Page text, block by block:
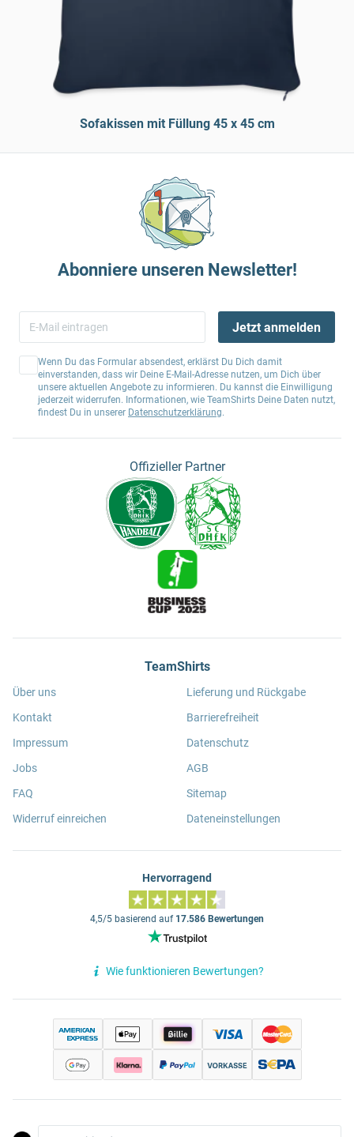
Sofakissen mit Füllung 45 x 45 cm
Abonniere unseren Newsletter!
Jetzt anmelden
Wenn Du das Formular absendest, erklärst Du Dich damit
einverstanden, dass wir Deine E-Mail-Adresse nutzen, um Dich über
unsere aktuellen Angebote zu informieren. Du kannst die Einwilligung
jederzeit widerrufen. Informationen, wie TeamShirts Deine Daten nutzt,
findest Du in unserer Datenschutzerklärung.
Offizieller Partner
TeamShirts
Über uns
Kontakt
Impressum
Jobs
FAQ
Widerruf einreichen
Lieferung und Rückgabe
Barrierefreiheit
Datenschutz
AGB
Sitemap
Dateneinstellungen
Hervorragend
4,5/5 basierend auf 17.586 Bewertungen
Wie funktionieren Bewertungen?